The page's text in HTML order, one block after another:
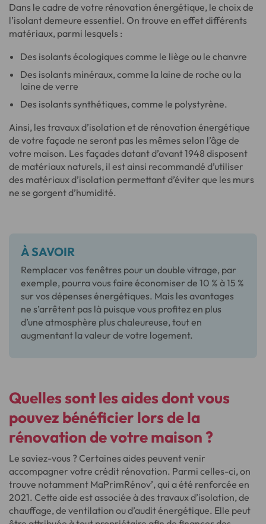
Dans le cadre de votre rénovation énergétique, le choix de
l’isolant demeure essentiel. On trouve en effet différents
matériaux, parmi lesquels :
Des isolants écologiques comme le liège ou le chanvre
Des isolants minéraux, comme la laine de roche ou la
laine de verre
Des isolants synthétiques, comme le polystyrène.
Ainsi, les travaux d’isolation et de rénovation énergétique
de votre façade ne seront pas les mêmes selon l’âge de
votre maison. Les façades datant d’avant 1948 disposent
de matériaux naturels, il est ainsi recommandé d’utiliser
des matériaux d’isolation permettant d’éviter que les murs
ne se gorgent d’humidité.
À SAVOIR
Remplacer vos fenêtres pour un double vitrage, par
exemple, pourra vous faire économiser de 10 % à 15 %
sur vos dépenses énergétiques. Mais les avantages
ne s’arrêtent pas là puisque vous profitez en plus
d’une atmosphère plus chaleureuse, tout en
augmentant la valeur de votre logement.
Quelles sontles aides dont vous
pouvez bénéficier lors de la
rénovation de votre maison ?
Le saviez-vous ? Certaines aides peuvent venir
accompagner votre crédit rénovation. Parmi celles-ci, on
trouve notamment MaPrimRénov’, qui a été renforcée en
2021. Cette aide est associée à des travaux d’isolation, de
chauffage, de ventilation ou d’audit énergétique. Elle peut